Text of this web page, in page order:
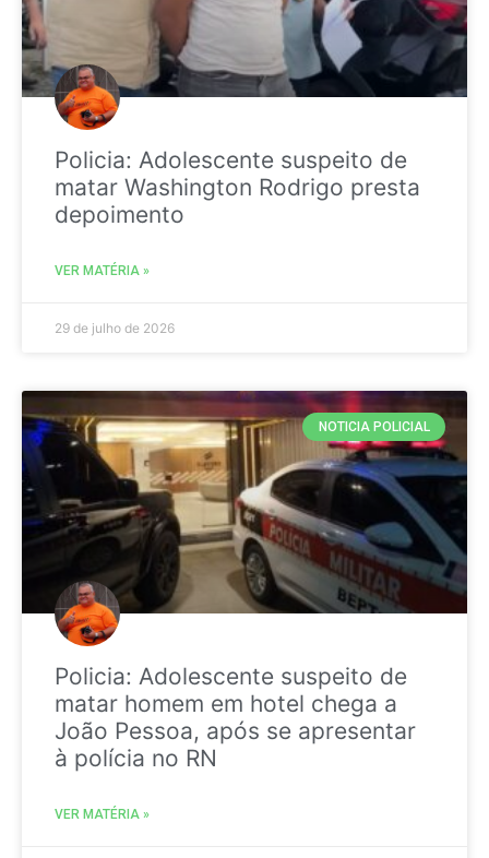
Policia: Adolescente suspeito de
matar Washington Rodrigo presta
depoimento
VER MATÉRIA »
29 de julho de 2026
NOTICIA POLICIAL
Policia: Adolescente suspeito de
matar homem em hotel chega a
João Pessoa, após se apresentar
à polícia no RN
VER MATÉRIA »